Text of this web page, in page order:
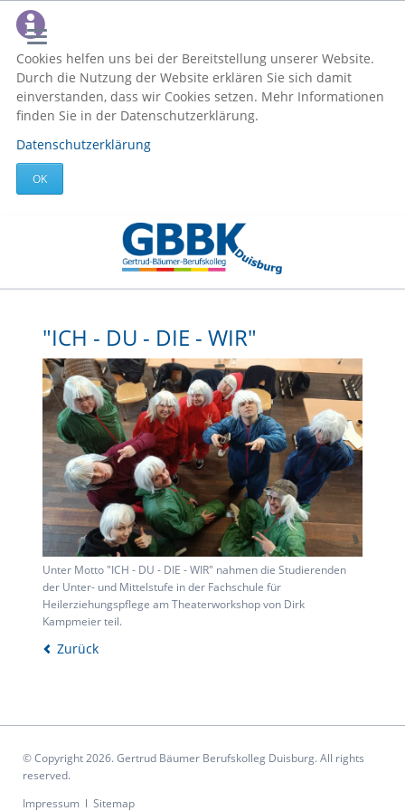
Cookies helfen uns bei der Bereitstellung unserer Website.
Durch die Nutzung der Website erklären Sie sich damit
einverstanden, dass wir Cookies setzen. Mehr Informationen
finden Sie in der Datenschutzerklärung.
Datenschutzerklärung
OK
"ICH - DU - DIE - WIR"
Unter Motto "ICH - DU - DIE - WIR" nahmen die Studierenden
der Unter- und Mittelstufe in der Fachschule für
Heilerziehungspflege am Theaterworkshop von Dirk
Kampmeier teil.
Zurück
© Copyright 2026. Gertrud Bäumer Berufskolleg Duisburg. All rights
reserved.
Navigation
Impressum Sitemap